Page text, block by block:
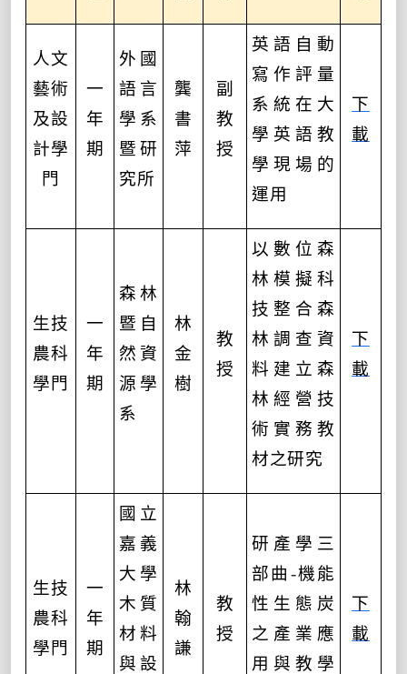
人文
藝術
及設
計學
門
一
年
期
外國
語言
學系
暨研
究所
龔
書
萍
副
教
授
英語自動
寫作評量
系統在大
學英語教
學現場的
運用
下
載
生技
農科
學門
一
年
期
森林
暨自
然資
源學
系
林
金
樹
教
授
以數位森
林模擬科
技整合森
林調查資
料建立森
林經營技
術實務教
材之研究
下
載
生技
農科
學門
一
年
期
國立
嘉義
大學
木質
材料
與設
林
翰
謙
教
授
研產學三
部曲 -機能
性生態炭
之產業應
用與教學
下
載